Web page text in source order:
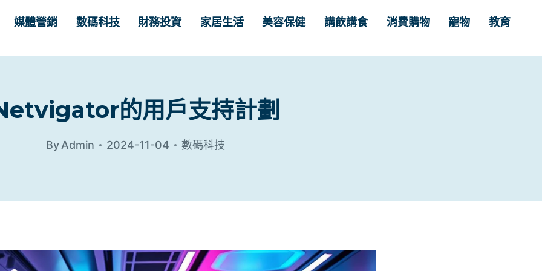
媒體營銷 數碼科技 財務投資 家居生活 美容保健 講飲講食 消費購物 寵物 教育
的用戶支持計劃
ByAdmin 2024-11-04 數碼科技